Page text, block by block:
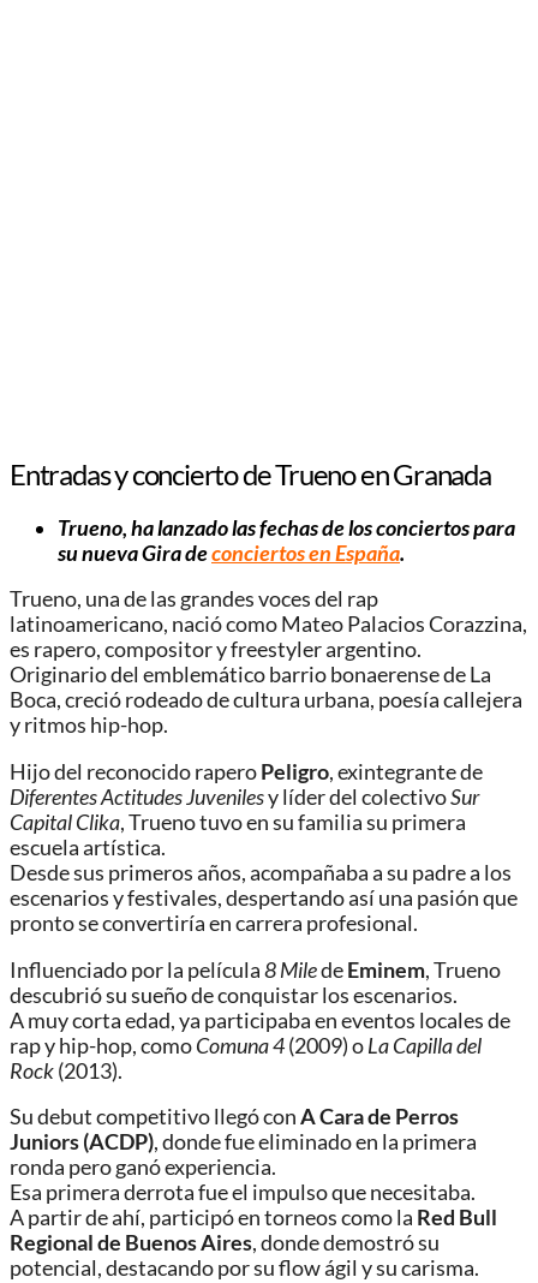
Entradas y concierto de Trueno en Granada
Trueno, ha lanzado las fechas de los conciertos para
su nueva Gira deconciertos en España.
Trueno, una de las grandes voces del rap
latinoamericano, nació como Mateo Palacios Corazzina,
es rapero, compositor y freestyler argentino.
Originario del emblemático barrio bonaerense de La
Boca, creció rodeado de cultura urbana, poesía callejera
y ritmos hip-hop.
Hijo del reconocido raperoPeligro, exintegrante de
Diferentes Actitudes Juvenilesy líder del colectivoSur
Capital Clika, Trueno tuvo en su familia su primera
escuela artística.
Desde sus primeros años, acompañaba a su padre a los
escenarios y festivales, despertando así una pasión que
pronto se convertiría en carrera profesional.
Influenciado por la película8 MiledeEminem, Trueno
descubrió su sueño de conquistar los escenarios.
A muy corta edad, ya participaba en eventos locales de
rap y hip-hop, comoComuna 4(2009) oLa Capilla del
Rock(2013).
Su debut competitivo llegó conA Cara de Perros
Juniors (ACDP), donde fue eliminado en la primera
ronda pero ganó experiencia.
Esa primera derrota fue el impulso que necesitaba.
A partir de ahí, participó en torneos como la Red Bull
Regional de Buenos Aires, donde demostró su
potencial, destacando por su flow ágil y su carisma.